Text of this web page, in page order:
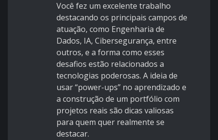
Você fez um excelente trabalho
destacando os principais campos de
atuação, como Engenharia de
Dados, IA, Cibersegurança, entre
outros, e a forma como esses
desafios estão relacionados a
tecnologias poderosas. A ideia de
usar “power-ups” no aprendizado e
a construção de um portfólio com
projetos reais são dicas valiosas
para quem quer realmente se
destacar.